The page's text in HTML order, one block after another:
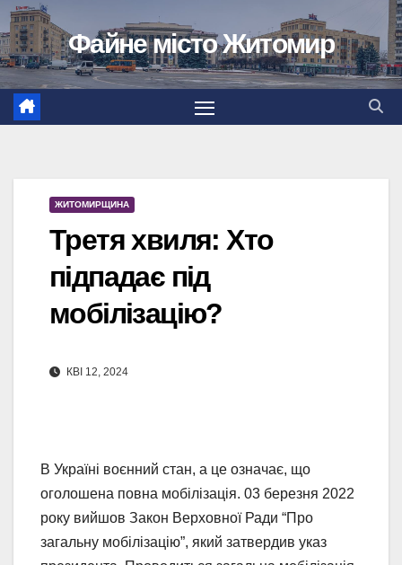
Перейти
до
вмісту
Файне місто Житомир
ЖИТОМИРЩИНА
Третя хвиля: Хто
підпадає під
мобілізацію?
КВІ 12, 2024
В Україні воєнний стан, а це означає, що
оголошена повна мобілізація. 03 березня 2022
року вийшов Закон Верховної Ради “Про
загальну мобілізацію”, який затвердив указ